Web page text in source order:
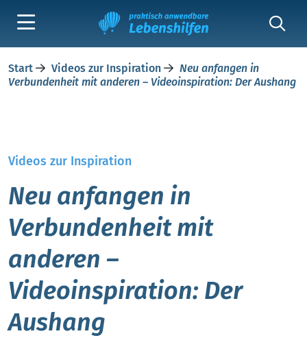
Start Videos zur Inspiration
Neu anfangen in
Verbundenheit mit anderen – Videoinspiration: Der Aushang
Videos zur Inspiration
Neu anfangen in
Verbundenheit mit
anderen –
Videoinspiration: Der
Aushang